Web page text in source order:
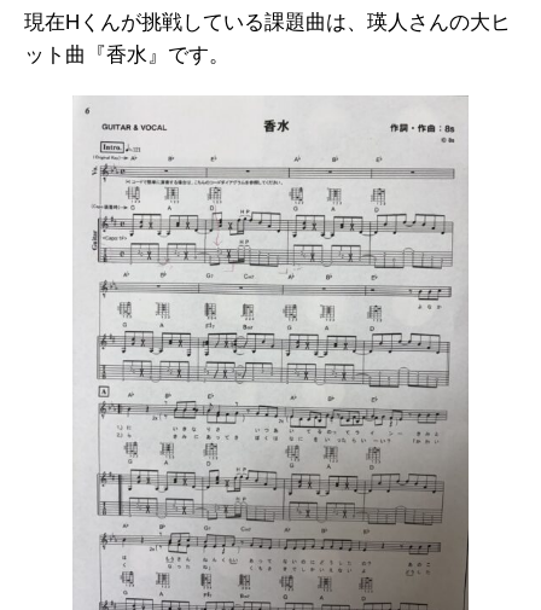
現在Hくんが挑戦している課題曲は、瑛人さんの大ヒ
ット曲『香水』です。